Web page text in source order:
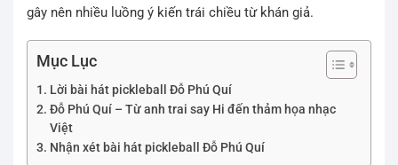
gây nên nhiều luồng ý kiến trái chiều từ khán giả.
Mục Lục
Lời bài hát pickleball Đỗ Phú Quí
Đỗ Phú Quí – Từ anh trai say Hi đến thảm họa nhạc
Việt
Nhận xét bài hát pickleball Đỗ Phú Quí